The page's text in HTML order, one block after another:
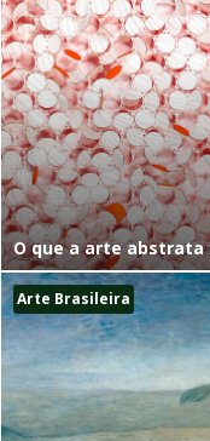
O que a arte abstrata
Arte Brasileira